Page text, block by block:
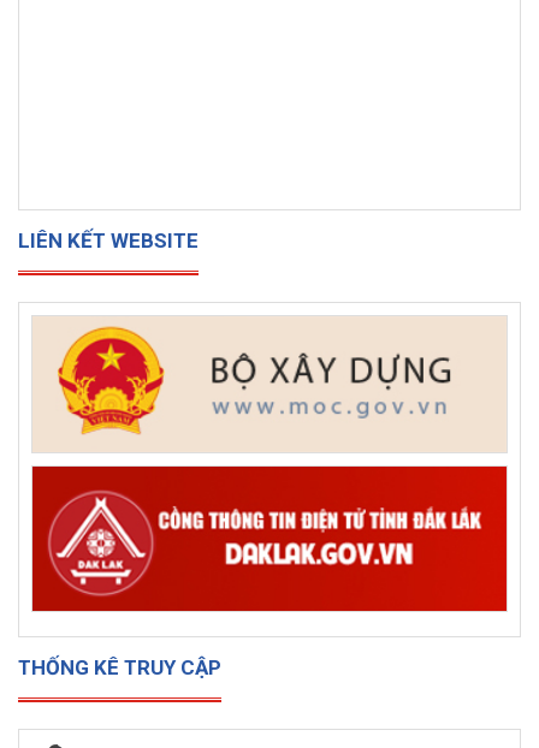
LIÊN KẾT WEBSITE